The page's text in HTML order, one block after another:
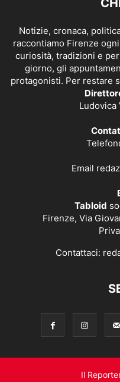
Notizie, cronaca,
raccontiamo Firenze
curiosità, tradizioni e
giorno, gli
protagonisti. Per restare
Ludovica
Email
Tabloid
Firenze, Via
Contattaci:
Il